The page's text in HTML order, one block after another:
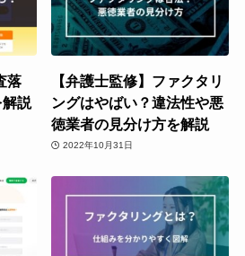
落
説
【弁護士監修】ファクタリ
ングはやばい？違法性や悪
徳業者の見分け方を解説
2022年10月31日